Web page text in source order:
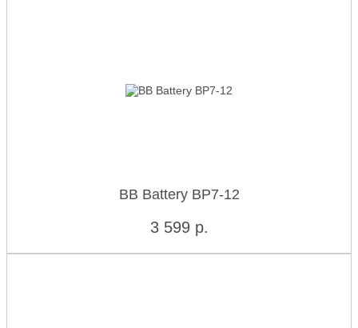
BB Battery BP7-12
3 599 р.